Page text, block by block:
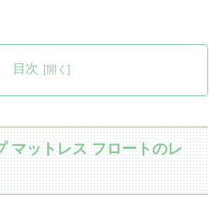
目次
マットレス フロートのレ